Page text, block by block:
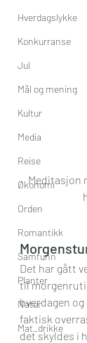
Hverdagslykke
Konkurranse
Jul
Mål og mening
Kultur
Media
Reise
Økonomi
Orden
Romantikk
Samfunn
Planter
Natur
Mat_drikke
Meditasjon
Det har gått
til
hverdagen
faktisk
det skyldes i